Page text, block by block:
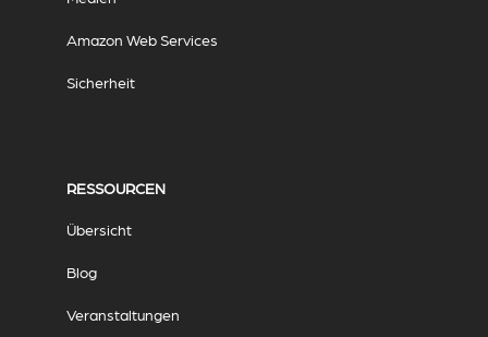
Amazon Web Services
Sicherheit
RESSOURCEN
Übersicht
Blog
Veranstaltungen